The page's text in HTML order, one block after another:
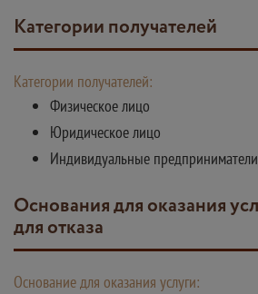
Категории получателей
Категории получателей:
Физическое лицо
Юридическое лицо
Индивидуальные предприниматели
Основания для оказания услуги, основания
для отказа
Основание для оказания услуги: